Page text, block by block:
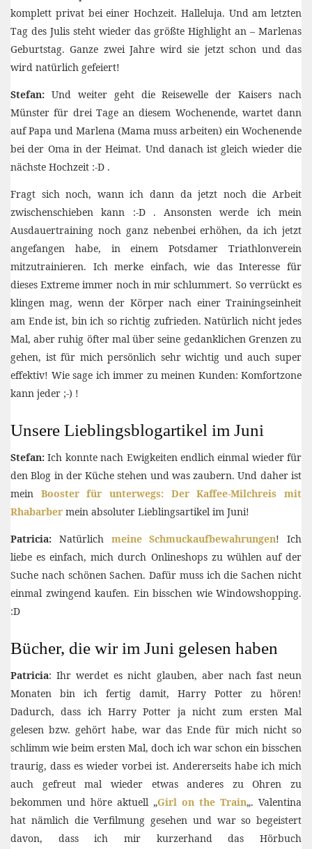
komplett privat bei einer Hochzeit. Halleluja. Und am letzten
Tag des Julis steht wieder das größte Highlight an – Marlenas
Geburtstag. Ganze zwei Jahre wird sie jetzt schon und das
wird natürlich gefeiert!
Stefan: Und weiter geht die Reisewelle der Kaisers nach
Münster für drei Tage an diesem Wochenende, wartet dann
auf Papa und Marlena (Mama muss arbeiten) ein Wochenende
bei der Oma in der Heimat. Und danach ist gleich wieder die
nächste Hochzeit :-D .
Fragt sich noch, wann ich dann da jetzt noch die Arbeit
zwischenschieben kann :-D . Ansonsten werde ich mein
Ausdauertraining noch ganz nebenbei erhöhen, da ich jetzt
angefangen habe, in einem Potsdamer Triathlonverein
mitzutrainieren. Ich merke einfach, wie das Interesse für
dieses Extreme immer noch in mir schlummert. So verrückt es
klingen mag, wenn der Körper nach einer Trainingseinheit
am Ende ist, bin ich so richtig zufrieden. Natürlich nicht jedes
Mal, aber ruhig öfter mal über seine gedanklichen Grenzen zu
gehen, ist für mich persönlich sehr wichtig und auch super
effektiv! Wie sage ich immer zu meinen Kunden: Komfortzone
kann jeder ;-) !
Unsere Lieblingsblogartikel im Juni
Stefan: Ich konnte nach Ewigkeiten endlich einmal wieder für
den Blog in der Küche stehen und was zaubern. Und daher ist
mein Booster für unterwegs: Der Kaffee-Milchreis mit
Rhabarber mein absoluter Lieblingsartikel im Juni!
Patricia: Natürlich meine Schmuckaufbewahrungen! Ich
liebe es einfach, mich durch Onlineshops zu wühlen auf der
Suche nach schönen Sachen. Dafür muss ich die Sachen nicht
einmal zwingend kaufen. Ein bisschen wie Windowshopping.
:D
Bücher, die wir im Juni gelesen haben
Patricia: Ihr werdet es nicht glauben, aber nach fast neun
Monaten bin ich fertig damit, Harry Potter zu hören!
Dadurch, dass ich Harry Potter ja nicht zum ersten Mal
gelesen bzw. gehört habe, war das Ende für mich nicht so
schlimm wie beim ersten Mal, doch ich war schon ein bisschen
traurig, dass es wieder vorbei ist. Andererseits habe ich mich
auch gefreut mal wieder etwas anderes zu Ohren zu
bekommen und höre aktuell „Girl on the Train„. Valentina
hat nämlich die Verfilmung gesehen und war so begeistert
davon, dass ich mir kurzerhand das Hörbuch